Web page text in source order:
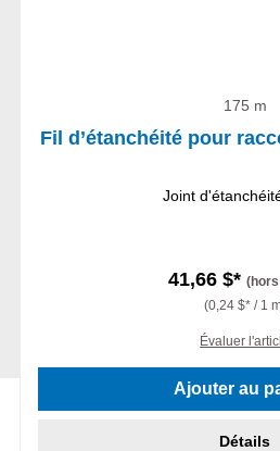
175 m
Fil d’étanchéité pour
Joint
41,66 $*
(0,24 $* / 1
Évaluer
Ajouter au
Détails